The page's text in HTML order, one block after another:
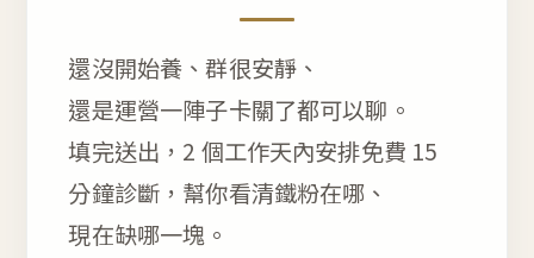
還沒開始養、群很安靜、
還是運營一陣子卡關了都可以聊。
填完送出，2 個工作天內安排免費 15
分鐘診斷，幫你看清鐵粉在哪、
現在缺哪一塊。